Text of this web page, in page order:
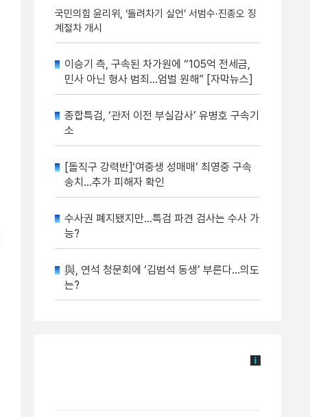
국민의힘 윤리위, ‘돌려차기 실언’ 서범수·진종오 징
계절차 개시
이승기 측, 구속된 차가원에 “105억 전세금,
민사 아닌 형사 범죄…엄벌 원해” [자막뉴스]
종합특검, ‘관저 이전 부실감사’ 유병호 구속기
소
[돌직구 강력반]‘여중생 성매매’ 최영중 구속
송치…추가 피해자 확인
수사권 폐지됐지만…특검 파견 검사는 수사 가
능?
與, 연석 청문회에 ‘김범석 동생’ 부른다…의도
는?